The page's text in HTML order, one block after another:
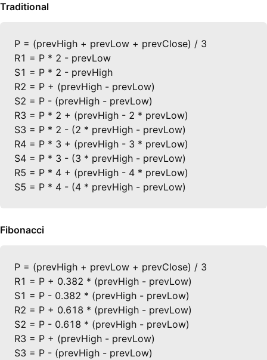
Traditional
P = (prevHigh + prevLow + prevClose) / 3
R1 = P * 2 - prevLow
S1 = P * 2 - prevHigh
R2 = P + (prevHigh - prevLow)
S2 = P - (prevHigh - prevLow)
R3 = P * 2 + (prevHigh - 2 * prevLow)
S3 = P * 2 - (2 * prevHigh - prevLow)
R4 = P * 3 + (prevHigh - 3 * prevLow)
S4 = P * 3 - (3 * prevHigh - prevLow)
R5 = P * 4 + (prevHigh - 4 * prevLow)
S5 = P * 4 - (4 * prevHigh - prevLow)
Fibonacci
P = (prevHigh + prevLow + prevClose) / 3
R1 = P + 0.382 * (prevHigh - prevLow)
S1 = P - 0.382 * (prevHigh - prevLow)
R2 = P + 0.618 * (prevHigh - prevLow)
S2 = P - 0.618 * (prevHigh - prevLow)
R3 = P + (prevHigh - prevLow)
S3 = P - (prevHigh - prevLow)